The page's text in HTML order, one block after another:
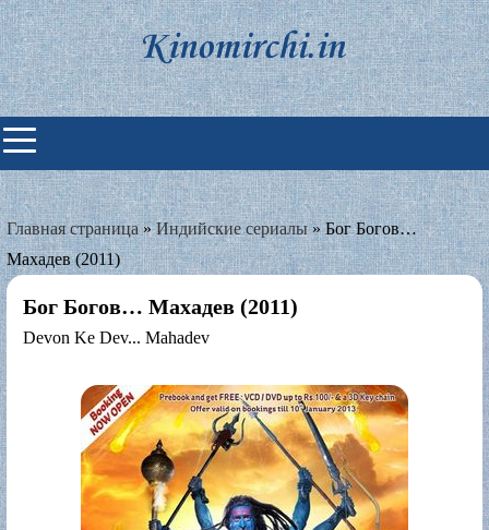
Skip
to
content
Индийские фильмы смотреть
онлайн
Главная страница»Индийские сериалы»Бог Богов…
Махадев (2011)
Бог Богов… Махадев (2011)
Devon Ke Dev... Mahadev